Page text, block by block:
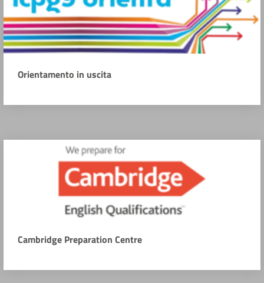
Orientamento in uscita
Cambridge Preparation Centre